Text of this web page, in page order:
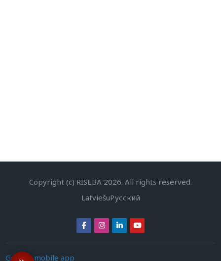
Copyright (c) RISEBA 2026. All rights reserved.
LatviešuРусский
Get the mobile app